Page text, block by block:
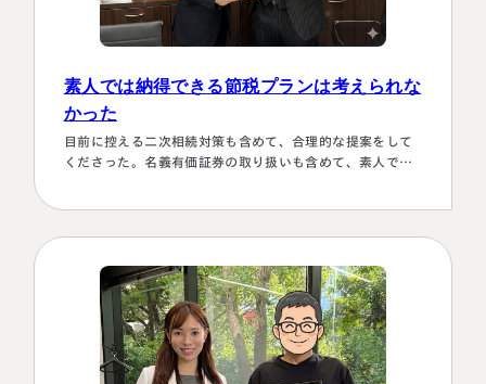
素人では納得できる節税プランは考えられな
かった
目前に控える二次相続対策も含めて、合理的な提案をして
くださった。名義有価証券の取り扱いも含めて、素人では